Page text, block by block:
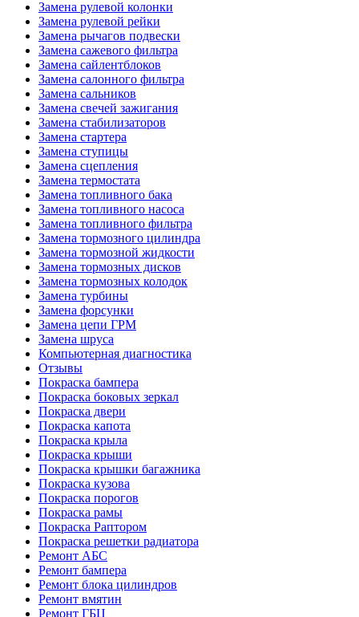
Замена рулевой колонки
Замена рулевой рейки
Замена рычагов подвески
Замена сажевого фильтра
Замена сайлентблоков
Замена салонного фильтра
Замена сальников
Замена свечей зажигания
Замена стабилизаторов
Замена стартера
Замена ступицы
Замена сцепления
Замена термостата
Замена топливного бака
Замена топливного насоса
Замена топливного фильтра
Замена тормозного цилиндра
Замена тормозной жидкости
Замена тормозных дисков
Замена тормозных колодок
Замена турбины
Замена форсунки
Замена цепи ГРМ
Замена шруса
Компьютерная диагностика
Отзывы
Покраска бампера
Покраска боковых зеркал
Покраска двери
Покраска капота
Покраска крыла
Покраска крыши
Покраска крышки багажника
Покраска кузова
Покраска порогов
Покраска рамы
Покраска Раптором
Покраска решетки радиатора
Ремонт АБС
Ремонт бампера
Ремонт блока цилиндров
Ремонт вмятин
Ремонт ГБЦ